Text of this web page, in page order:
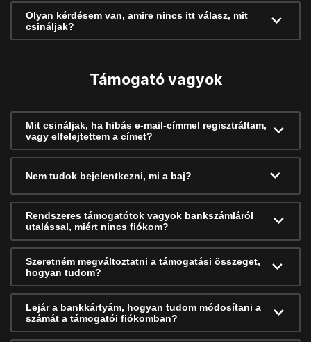
Olyan kérdésem van, amire nincs itt válasz, mit
csináljak?
Támogató vagyok
Mit csináljak, ha hibás e-mail-címmel regisztráltam,
vagy elfelejtettem a címet?
Nem tudok bejelentkezni, mi a baj?
Rendszeres támogatótok vagyok bankszámláról
utalással, miért nincs fiókom?
Szeretném megváltoztatni a támogatási összeget,
hogyan tudom?
Lejár a bankkártyám, hogyan tudom módosítani a
számát a támogatói fiókomban?